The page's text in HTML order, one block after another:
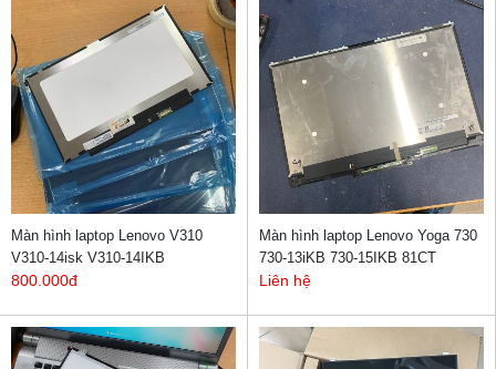
Màn hình laptop Lenovo V310
V310-14isk V310-14IKB
800.000đ
Màn hình laptop Lenovo Yoga 730
730-13iKB 730-15IKB 81CT
Liên hệ